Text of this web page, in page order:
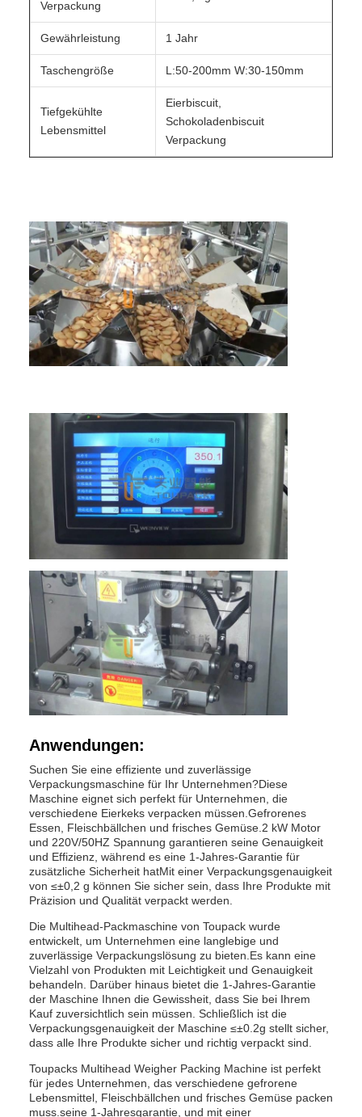
Verpackung
Gewährleistung 1 Jahr
Taschengröße L:50-200mm W:30-150mm
Tiefgekühlte
Lebensmittel
Eierbiscuit,
Schokoladenbiscuit
Verpackung
Anwendungen:
Suchen Sie eine effiziente und zuverlässige
Verpackungsmaschine für Ihr Unternehmen?Diese
Maschine eignet sich perfekt für Unternehmen, die
verschiedene Eierkeks verpacken müssen.Gefrorenes
Essen, Fleischbällchen und frisches Gemüse.2 kW Motor
und 220V/50HZ Spannung garantieren seine Genauigkeit
und Effizienz, während es eine 1-Jahres-Garantie für
zusätzliche Sicherheit hatMit einer Verpackungsgenauigkeit
von ≤±0,2 g können Sie sicher sein, dass Ihre Produkte mit
Präzision und Qualität verpackt werden.
Die Multihead-Packmaschine von Toupack wurde
entwickelt, um Unternehmen eine langlebige und
zuverlässige Verpackungslösung zu bieten.Es kann eine
Vielzahl von Produkten mit Leichtigkeit und Genauigkeit
behandeln. Darüber hinaus bietet die 1-Jahres-Garantie
der Maschine Ihnen die Gewissheit, dass Sie bei Ihrem
Kauf zuversichtlich sein müssen. Schließlich ist die
Verpackungsgenauigkeit der Maschine ≤±0.2g stellt sicher,
dass alle Ihre Produkte sicher und richtig verpackt sind.
Toupacks Multihead Weigher Packing Machine ist perfekt
für jedes Unternehmen, das verschiedene gefrorene
Lebensmittel, Fleischbällchen und frisches Gemüse packen
muss.seine 1-Jahresgarantie, und mit einer